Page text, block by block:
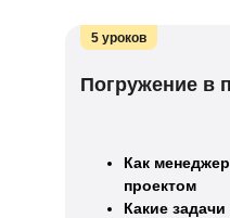
5 уроков
Погружение в
Как
проектом
Какие